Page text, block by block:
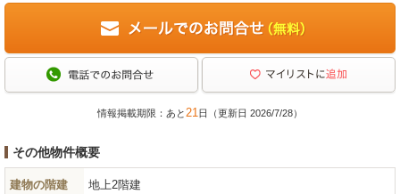
情報掲載期限：あと21日（更新日 2026/7/28）
その他物件概要
建物の階建 地上2階建